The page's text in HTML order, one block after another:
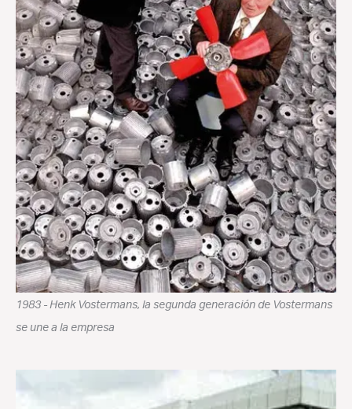
1983 - Henk Vostermans, la segunda generación de Vostermans
se une a la empresa